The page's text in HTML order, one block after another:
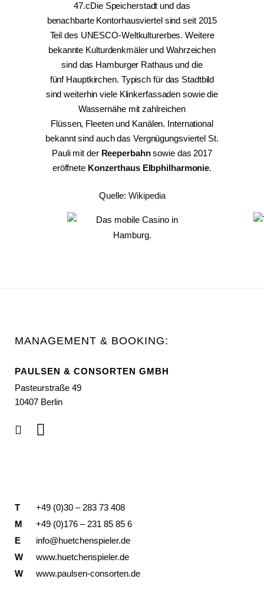
47.cDie Speicherstadt und das
benachbarte Kontorhausviertel sind seit 2015
Teil des UNESCO-Weltkulturerbes. Weitere
bekannte Kulturdenkmäler und Wahrzeichen
sind das Hamburger Rathaus und die
fünf Hauptkirchen. Typisch für das Stadtbild
sind weiterhin viele Klinkerfassaden sowie die
Wassernähe mit zahlreichen
Flüssen, Fleeten und Kanälen. International
bekannt sind auch das Vergnügungsviertel St.
Pauli mit der Reeperbahnsowie das 2017
eröffnete Konzerthaus Elbphilharmonie.
Quelle: Wikipedia
MANAGEMENT & BOOKING:
PAULSEN & CONSORTEN GMBH
Pasteurstraße 49
10407 Berlin
T
+49 (0)30 – 283 73 408
M
+49 (0)176 – 231 85 85 6
E
info@huetchenspieler.de
W
www.huetchenspieler.de
W
www.paulsen-consorten.de